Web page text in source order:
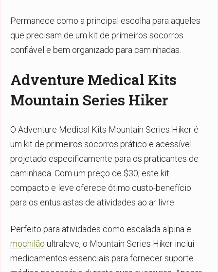
Permanece como a principal escolha para aqueles
que precisam de um kit de primeiros socorros
confiável e bem organizado para caminhadas.
Adventure Medical Kits
Mountain Series Hiker
O Adventure Medical Kits Mountain Series Hiker é
um kit de primeiros socorros prático e acessível
projetado especificamente para os praticantes de
caminhada. Com um preço de $30, este kit
compacto e leve oferece ótimo custo-benefício
para os entusiastas de atividades ao ar livre.
Perfeito para atividades como escalada alpina e
mochilão ultraleve, o Mountain Series Hiker inclui
medicamentos essenciais para fornecer suporte